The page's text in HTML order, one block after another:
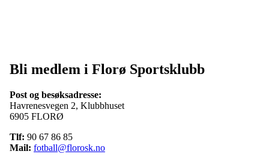
Bli medlem i Florø Sportsklubb
Post og besøksadresse:
Havrenesvegen 2, Klubbhuset
6905 FLORØ
Tlf: 90 67 86 85
Mail: fotball@florosk.no